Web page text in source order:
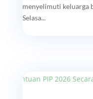
menyelimuti keluarga
Selasa...